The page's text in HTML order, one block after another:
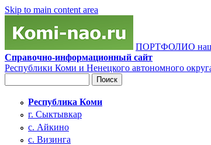
Skip to main content area
ПОРТФОЛИО
Справочно-информационный сайт
Республики Коми и Ненецкого автономного
Республика Коми
г. Сыктывкар
с. Айкино
с. Визинга